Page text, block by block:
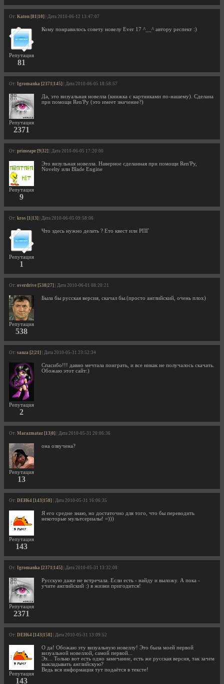
От: Katon [81|10] | Дата 2010-06-12 13:47:07
Репутация
81
Кому понравилось совету новелу Ever 17 ^__^ автору респект :)
От: Igromanka [2371|145] | Дата 2010-06-05 18:58:57
Репутация
2371
Да, это визуальная новелла (книжка с картинками по-нашему). Сделана
при помощи Ren'Py (это имеет значение?)
От: primeape [9|32] | Дата 2010-06-05 17:20:00
Репутация
9
Это визульная новелла. Наверное сделанная при помощи Ren'Py,
Novelty или Blade Engine
От: kros [1|13] | Дата 2010-06-05 09:58:06
Репутация
1
Что здесь нужно делать ? Ето квест или РПГ
От: overdrive [538|27] | Дата 2010-06-01 08:20:21
Репутация
538
Была бы русская версия, скачал бы.(просто английский, очень плох)
От: sanza [2|21] | Дата 2010-05-31 23:52:34
Репутация
2
Спасибо!!! давно мечтала поиграть, и все никак не получалось скачать.
Обожаю этот сайт:)
От: Marazmataz [13|0] | Дата 2010-05-31 20:06:36
Репутация
13
она озвучена?
От: DEH64 [143|158] | Дата 2010-05-31 16:06:35
Репутация
143
Я его средне знаю, но достаточно для того, что бы переводить
некоторые мультсериалы! =)))
От: Igromanka [2371|145] | Дата 2010-05-31 13:32:08
Репутация
2371
Русскую даже не встречала. Если есть - найду и выложу. А пока -
учите английский :) в жизни пригодится!
От: DEH64 [143|158] | Дата 2010-05-31 13:09:52
Репутация
143
О да! Обожаю эту визуальную новеллу! Это была моей первой
визуальной новеллой, самой первой...
Эх... Только вот есть одно замечание, есть же русская версия, так зачем
выкладывать английскую?
Ведь вся информация тут подаётся в тексте!